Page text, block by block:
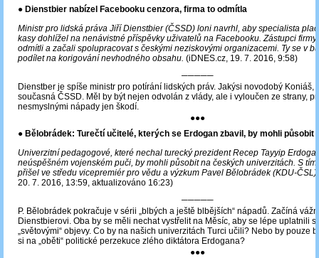
● Dienstbier nabízel Facebooku cenzora, firma to odmítla
Ministr pro lidská práva Jiří Dienstbier (ČSSD) loni navrhl, aby specialista
kasy dohlížel na nenávistné příspěvky uživatelů na Facebooku. Zástupci
odmítli a začali spolupracovat s českými neziskovými organizacemi. Ty se v
podílet na korigování nevhodného obsahu. (iDNES.cz, 19. 7. 2016, 9:58)
─────
Dienstber je spíše ministr pro potírání lidských práv. Jakýsi novodobý Koniáš,
současná ČSSD. Měl by být nejen odvolán z vlády, ale i vyloučen ze strany,
nesmyslnými nápady jen škodí.
●●●
● Bělobrádek: Turečtí učitelé, kterých se Erdogan zbavil, by mohli působit
Univerzitní pedagogové, které nechal turecký prezident Recep Tayyip
neúspěšném vojenském puči, by mohli působit na českých univerzitách. S
přišel ve středu vicepremiér pro vědu a výzkum Pavel Bělobrádek (KDU-ČSL).
20. 7. 2016, 13:59, aktualizováno 16:23)
─────
P. Bělobrádek pokračuje v sérii „blbých a ještě blbějších“ nápadů. Začíná
Dienstbierovi. Oba by se měli nechat vystřelit na Měsíc, aby se lépe uplatnili
„světovými“ objevy. Co by na našich univerzitách Turci učili? Nebo by pouze
si na „oběti“ politické perzekuce zlého diktátora Erdogana?
●●●